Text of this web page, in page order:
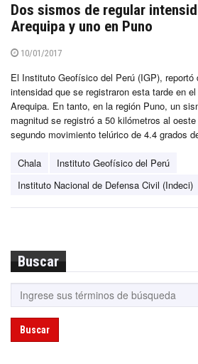
Dos sismos de regular
Arequipa y uno en Puno
10/01/2017
El Instituto Geofísico del Perú (IGP), reportó
intensidad que se registraron esta tarde en
Arequipa. En tanto, en la región Puno, un
magnitud se registró a 50 kilómetros al
segundo movimiento telúrico de 4.4 grados
Chala
Instituto Geofísico del Perú
Instituto Nacional de Defensa Civil (Indeci)
Buscar
Buscar